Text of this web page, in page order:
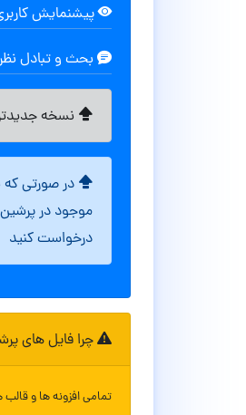
پیشنمایش
بحث و تبادل
نسخه
در صورتی
موجود در
درخواست کنید
چرا فایل های
تمامی افزونه ها و